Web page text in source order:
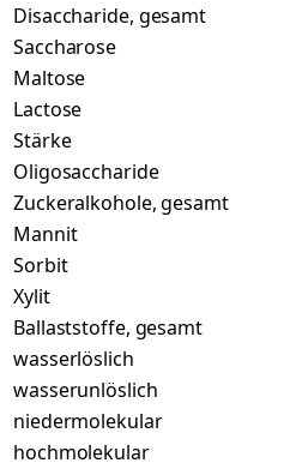
Disaccharide, gesamt
Saccharose
Maltose
Lactose
Stärke
Oligosaccharide
Zuckeralkohole, gesamt
Mannit
Sorbit
Xylit
Ballaststoffe, gesamt
wasserlöslich
wasserunlöslich
niedermolekular
hochmolekular